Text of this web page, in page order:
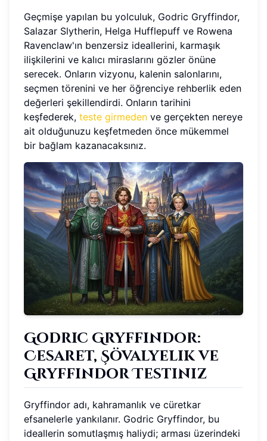
Geçmişe yapılan bu yolculuk, Godric Gryffindor,
Salazar Slytherin, Helga Hufflepuff ve Rowena
Ravenclaw'ın benzersiz ideallerini, karmaşık
ilişkilerini ve kalıcı miraslarını gözler önüne
serecek. Onların vizyonu, kalenin salonlarını,
seçmen törenini ve her öğrenciye rehberlik eden
değerleri şekillendirdi. Onların tarihini
keşfederek, teste girmeden ve gerçekten nereye
ait olduğunuzu keşfetmeden önce mükemmel
bir bağlam kazanacaksınız.
Godric Gryffindor:
Cesaret, Şövalyelik ve
Gryffindor Testiniz
Gryffindor adı, kahramanlık ve cüretkar
efsanelerle yankılanır. Godric Gryffindor, bu
ideallerin somutlaşmış haliydi; arması üzerindeki